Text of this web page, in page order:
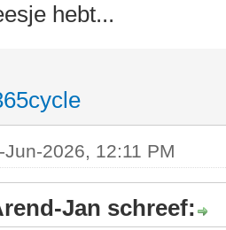
hebt...
Jun-2026, 12:11 PM
Jan schreef: